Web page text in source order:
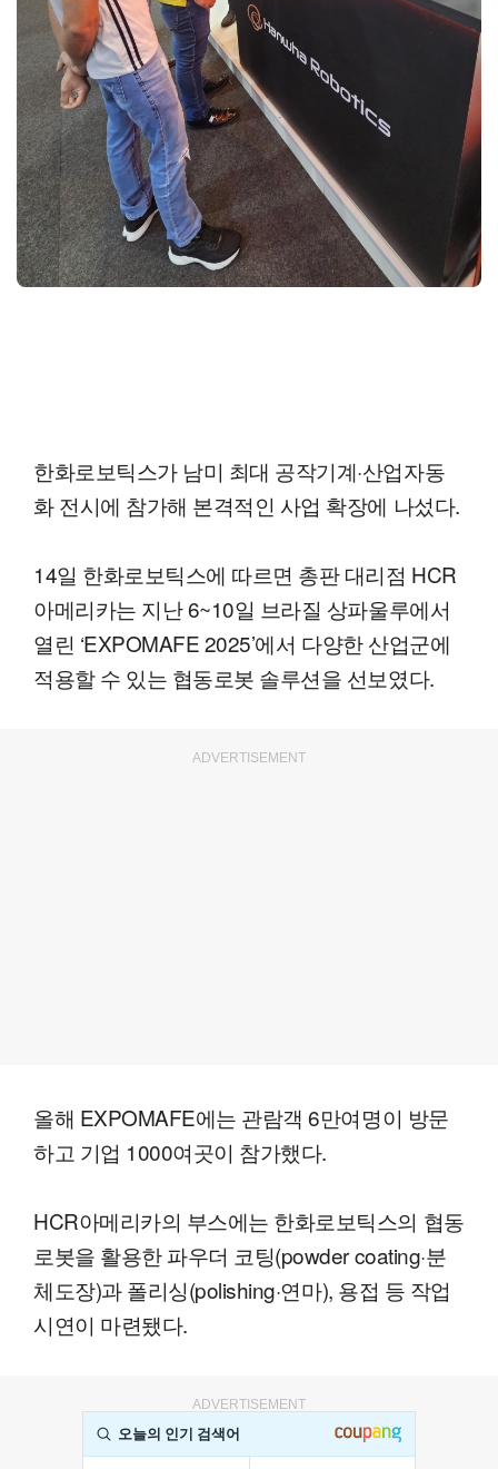
한화로보틱스가 남미 최대 공작기계·산업자동
화 전시에 참가해 본격적인 사업 확장에 나섰다.
14일 한화로보틱스에 따르면 총판 대리점 HCR
아메리카는 지난 6~10일 브라질 상파울루에서
열린 ‘EXPOMAFE 2025’에서 다양한 산업군에
적용할 수 있는 협동로봇 솔루션을 선보였다.
ADVERTISEMENT
올해 EXPOMAFE에는 관람객 6만여명이 방문
하고 기업 1000여곳이 참가했다.
HCR아메리카의 부스에는 한화로보틱스의 협동
로봇을 활용한 파우더 코팅(powder coating·분
체도장)과 폴리싱(polishing·연마), 용접 등 작업
시연이 마련됐다.
ADVERTISEMENT